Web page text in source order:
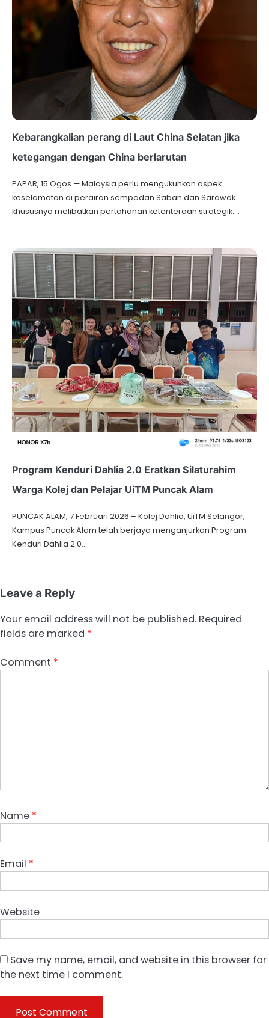
Kebarangkalian perang di Laut China Selatan jika
ketegangan dengan China berlarutan
PAPAR, 15 Ogos — Malaysia perlu mengukuhkan aspek
keselamatan di perairan sempadan Sabah dan Sarawak
khususnya melibatkan pertahanan ketenteraan strategik.…
Program Kenduri Dahlia 2.0 Eratkan Silaturahim
Warga Kolej dan Pelajar UiTM Puncak Alam
PUNCAK ALAM, 7 Februari 2026 – Kolej Dahlia, UiTM Selangor,
Kampus Puncak Alam telah berjaya menganjurkan Program
Kenduri Dahlia 2.0…
Leave a Reply
Your email address will not be published. Required
fields are marked *
Comment *
Name *
Email *
Website
Save my name, email, and website in this browser for
the next time I comment.